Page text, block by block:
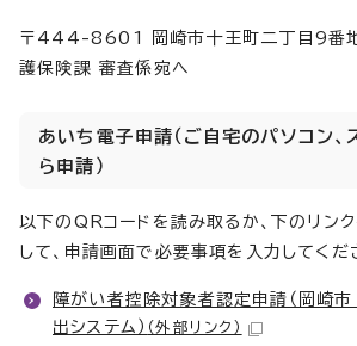
〒444-8601 岡崎市十王町二丁目9番
護保険課 審査係宛へ
あいち電子申請（ご自宅のパソコン、
ら申請）
以下のQRコードを読み取るか、下のリンク
して、申請画面で必要事項を入力してくだ
障がい者控除対象者認定申請（岡崎市
出システム） （外部リンク）